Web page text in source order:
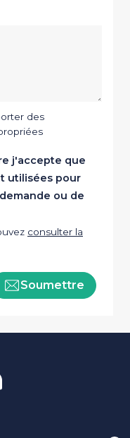
des
j'accepte que
utilisées pour
ou de
consulter la
Soumettre